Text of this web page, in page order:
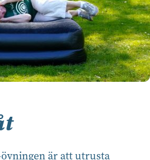
är att utrusta